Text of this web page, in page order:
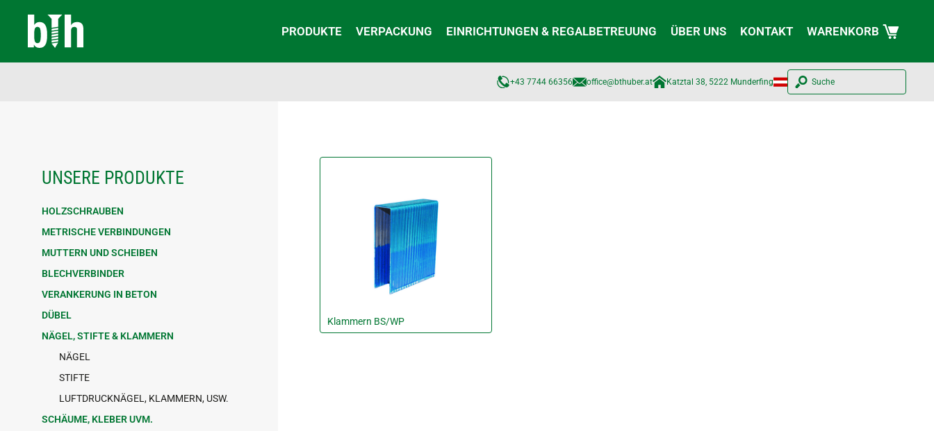
PRODUKTE VERPACKUNG EINRICHTUNGEN & REGALBETREUUNG ÜBER UNS KONTAKT WARENKORB
+43 7744 66356 office@bthuber.at​ Katztal 38, 5222 Munderfing Suche
UNSERE PRODUKTE
HOLZSCHRAUBEN
METRISCHE VERBINDUNGEN
MUTTERN UND SCHEIBEN
BLECHVERBINDER
VERANKERUNG IN BETON
DÜBEL
NÄGEL, STIFTE & KLAMMERN
NÄGEL
STIFTE
LUFTDRUCKNÄGEL, KLAMMERN, USW.
SCHÄUME, KLEBER UVM.
Klammern BS/WP